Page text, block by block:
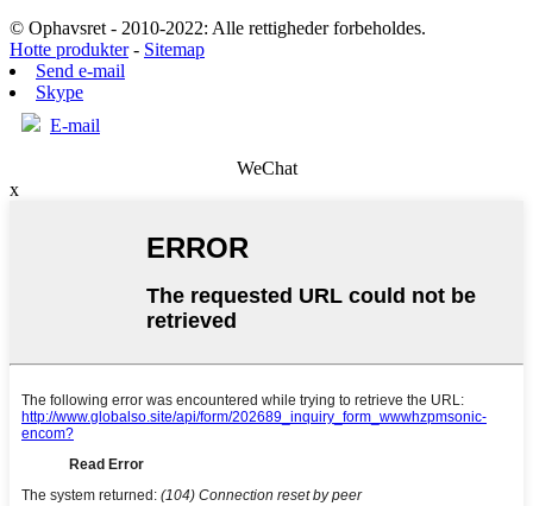
© Ophavsret - 2010-2022: Alle rettigheder forbeholdes.
Hotte produkter- Sitemap
Send e-mail
Skype
E-mail
WeChat
x